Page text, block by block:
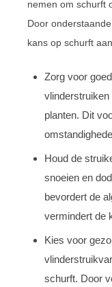
nemen om schurft
Door
kans op schurft
Zorg voor
vlinderstruiken
planten. Dit
Houd de
snoeien en
bevordert de
vermindert de
Kies voor
schurft. Door